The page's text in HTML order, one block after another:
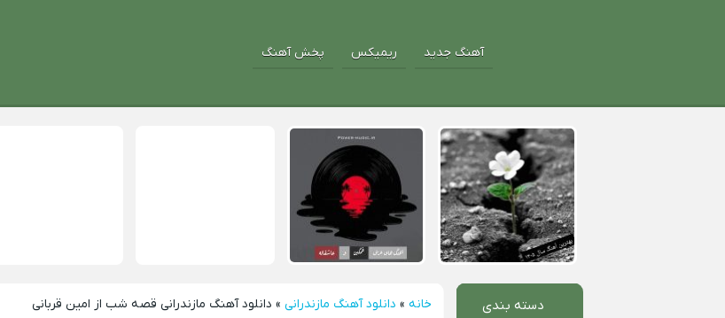
آهنگ جدید ریمیکس پخش آهنگ
خانه » دانلود آهنگ مازندرانی » دانلود آهنگ مازندرانی قصه شب از امین قربانی دسته بندی